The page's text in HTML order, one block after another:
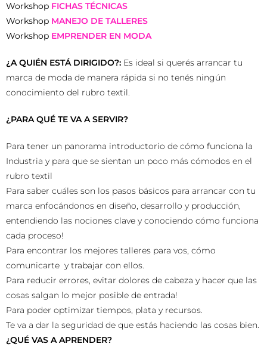
Workshop FICHAS TÉCNICAS
Workshop MANEJO DE TALLERES
Workshop EMPRENDER EN MODA
¿A QUIÉN ESTÁ DIRIGIDO?: Es ideal si querés arrancar tu
marca de moda de manera rápida si no tenés ningún
conocimiento del rubro textil.
¿PARA QUÉ TE VA A SERVIR?
Para tener un panorama introductorio de cómo funciona la
Industria y para que se sientan un poco más cómodos en el
rubro textil
Para saber cuáles son los pasos básicos para arrancar con tu
marca enfocándonos en diseño, desarrollo y producción,
entendiendo las nociones clave y conociendo cómo funciona
cada proceso!
Para encontrar los mejores talleres para vos, cómo
comunicarte y trabajar con ellos.
Para reducir errores, evitar dolores de cabeza y hacer que las
cosas salgan lo mejor posible de entrada!
Para poder optimizar tiempos, plata y recursos.
Te va a dar la seguridad de que estás haciendo las cosas bien.
¿QUÉ VAS A APRENDER?